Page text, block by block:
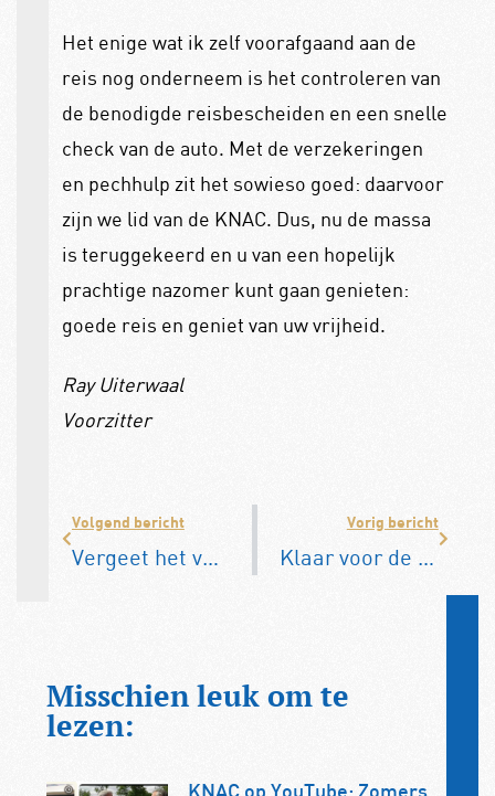
Het enige wat ik zelf voorafgaand aan de
reis nog onderneem is het controleren van
de benodigde reisbescheiden en een snelle
check van de auto. Met de verzekeringen
en pechhulp zit het sowieso goed: daarvoor
zijn we lid van de KNAC. Dus, nu de massa
is teruggekeerd en u van een hopelijk
prachtige nazomer kunt gaan genieten:
goede reis en geniet van uw vrijheid.
Ray Uiterwaal
Voorzitter
Volgend bericht
Vergeet het verloren erfgoed niet
Vorig bericht
Klaar voor de toekomst
Misschien leuk om te
lezen: